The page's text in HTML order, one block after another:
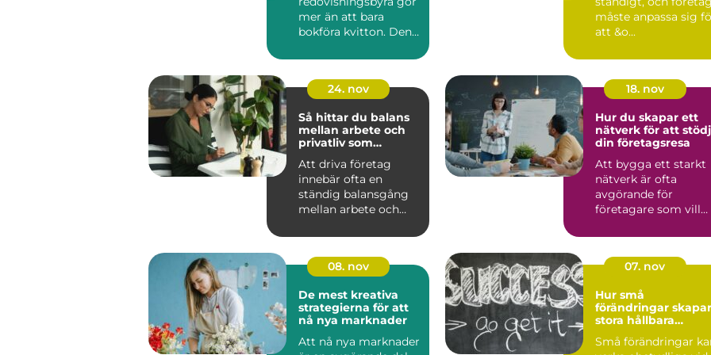
mer än att bara
bokföra kvitton. Den
måste anpassa sig
att &o...
24. nov
Så hittar du balans
mellan arbete och
privatliv som
Att driva företag
innebär ofta en
ständig balansgång
mellan arbete och
18. nov
Hur du skapar ett
nätverk för att
din företagsresa
Att bygga ett starkt
nätverk är ofta
avgörande för
företagare som vill
08. nov
De mest kreativa
strategierna för att
nå nya marknader
Att nå nya marknader
07. nov
Hur små
förändringar skapar
stora hållbara
Små förändringar